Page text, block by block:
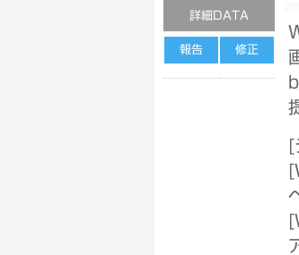
詳細DATA
報告 修正
[
[
[